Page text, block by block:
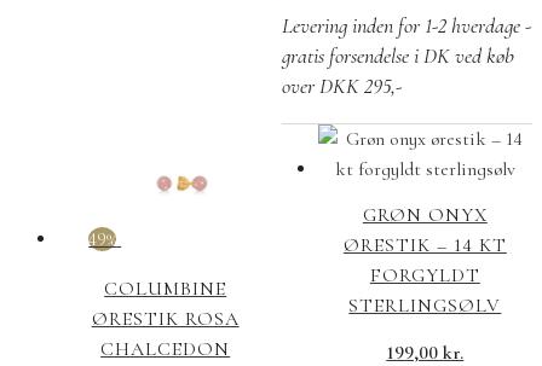
aqua
chalcedon
antal
Levering inden for 1-2 hverdage -
gratis forsendelse i DK ved køb
over DKK 295,-
49%
COLUMBINE
ØRESTIK ROSA
CHALCEDON
GRØN ONYX
ØRESTIK – 14 KT
FORGYLDT
STERLINGSØLV
199,00kr.